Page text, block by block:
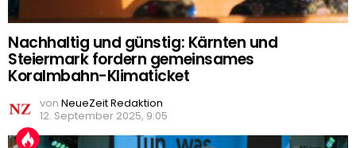
Nachhaltig und günstig: Kärnten und
Steiermark fordern gemeinsames
Koralmbahn-Klimaticket
von NeueZeit Redaktion
12. September 2025, 9:05